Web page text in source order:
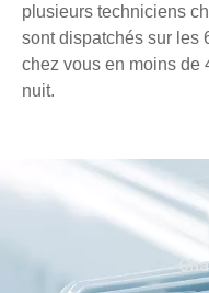
plusieurs techniciens
sont dispatchés sur les
chez vous en moins de
nuit.